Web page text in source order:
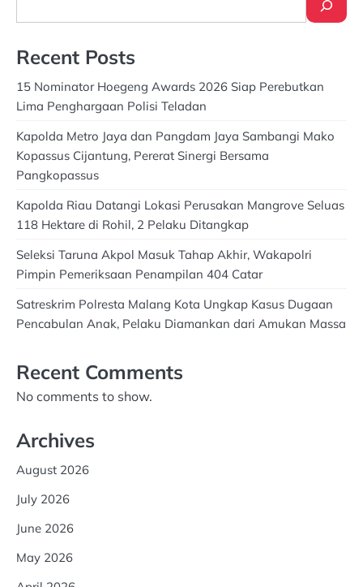
Recent Posts
15 Nominator Hoegeng Awards 2026 Siap Perebutkan
Lima Penghargaan Polisi Teladan
Kapolda Metro Jaya dan Pangdam Jaya Sambangi Mako
Kopassus Cijantung, Pererat Sinergi Bersama
Pangkopassus
Kapolda Riau Datangi Lokasi Perusakan Mangrove Seluas
118 Hektare di Rohil, 2 Pelaku Ditangkap
Seleksi Taruna Akpol Masuk Tahap Akhir, Wakapolri
Pimpin Pemeriksaan Penampilan 404 Catar
Satreskrim Polresta Malang Kota Ungkap Kasus Dugaan
Pencabulan Anak, Pelaku Diamankan dari Amukan Massa
Recent Comments
No comments to show.
Archives
August 2026
July 2026
June 2026
May 2026